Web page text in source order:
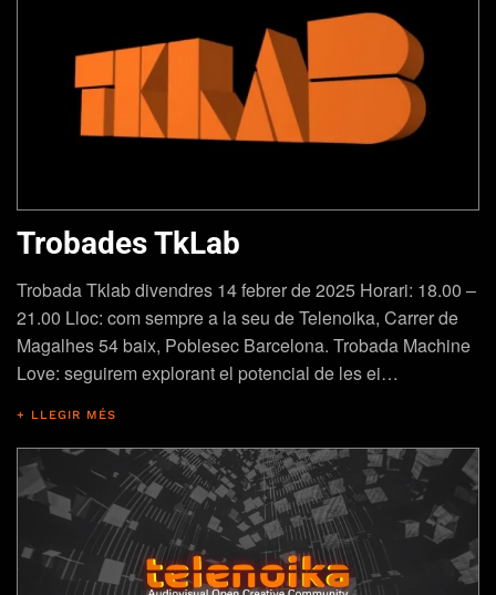
Trobades TkLab
Trobada Tklab divendres 14 febrer de 2025 Horari: 18.00 –
21.00 Lloc: com sempre a la seu de Telenoika, Carrer de
Magalhes 54 baix, Poblesec Barcelona. Trobada Machine
Love: seguirem explorant el potencial de les ei…
+ LLEGIR MÉS